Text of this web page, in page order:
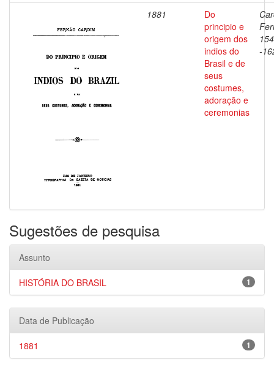
1881
Do
principio e
origem dos
indios do
Brasil e de
seus
costumes,
adoração e
ceremonias
-
Sugestões de pesquisa
Assunto
1
HISTÓRIA DO BRASIL
Data de Publicação
1
1881